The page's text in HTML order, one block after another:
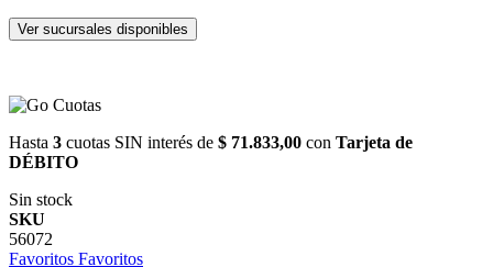
Ver sucursales disponibles
Hasta 3 cuotas SIN interés de $ 71.833,00 con Tarjeta de
DÉBITO
Sin stock
SKU
56072
Favoritos Favoritos